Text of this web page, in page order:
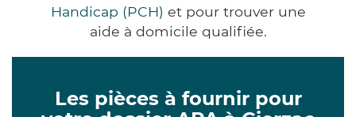
Handicap (PCH) et pour trouver une
aide à domicile qualifiée.
Les pièces à fournir pour